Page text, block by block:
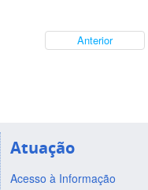
Anterior
Atuação
Acesso à Informação